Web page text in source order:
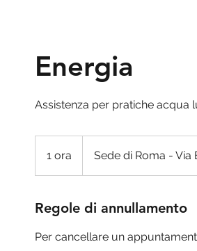
Energia
Assistenza per pratiche acqua
1 ora
o
Sede di Roma -
Regole di annullamento
Per cancellare un